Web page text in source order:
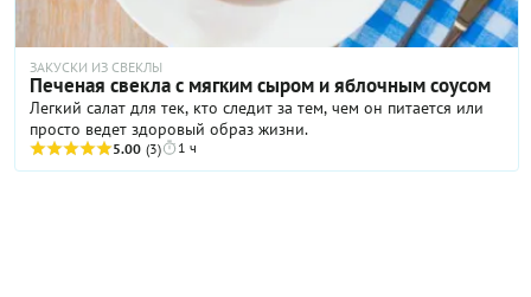
ЗАКУСКИ ИЗ СВЕКЛЫ
Печеная свекла с мягким сыром и яблочным соусом
Легкий салат для тек, кто следит за тем, чем он питается или
просто ведет здоровый образ жизни.
5.00 (3) 1 ч